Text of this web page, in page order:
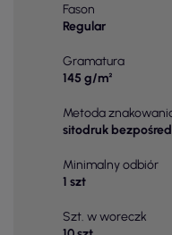
Fason
Regular
Gramatura
145 g/m²
Metoda
sitodruk
Minimalny odbiór
1 szt
Szt. w woreczk